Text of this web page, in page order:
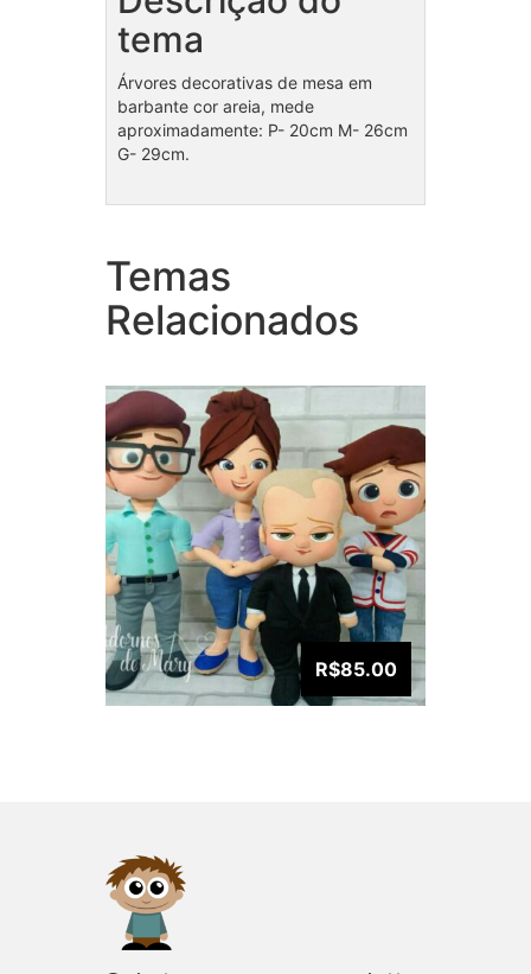
tema
Árvores decorativas de mesa em
barbante cor areia, mede
aproximadamente: P- 20cm M- 26cm
G- 29cm.
Temas
Relacionados
Coleção Poderoso
Chefinho
R$85.00